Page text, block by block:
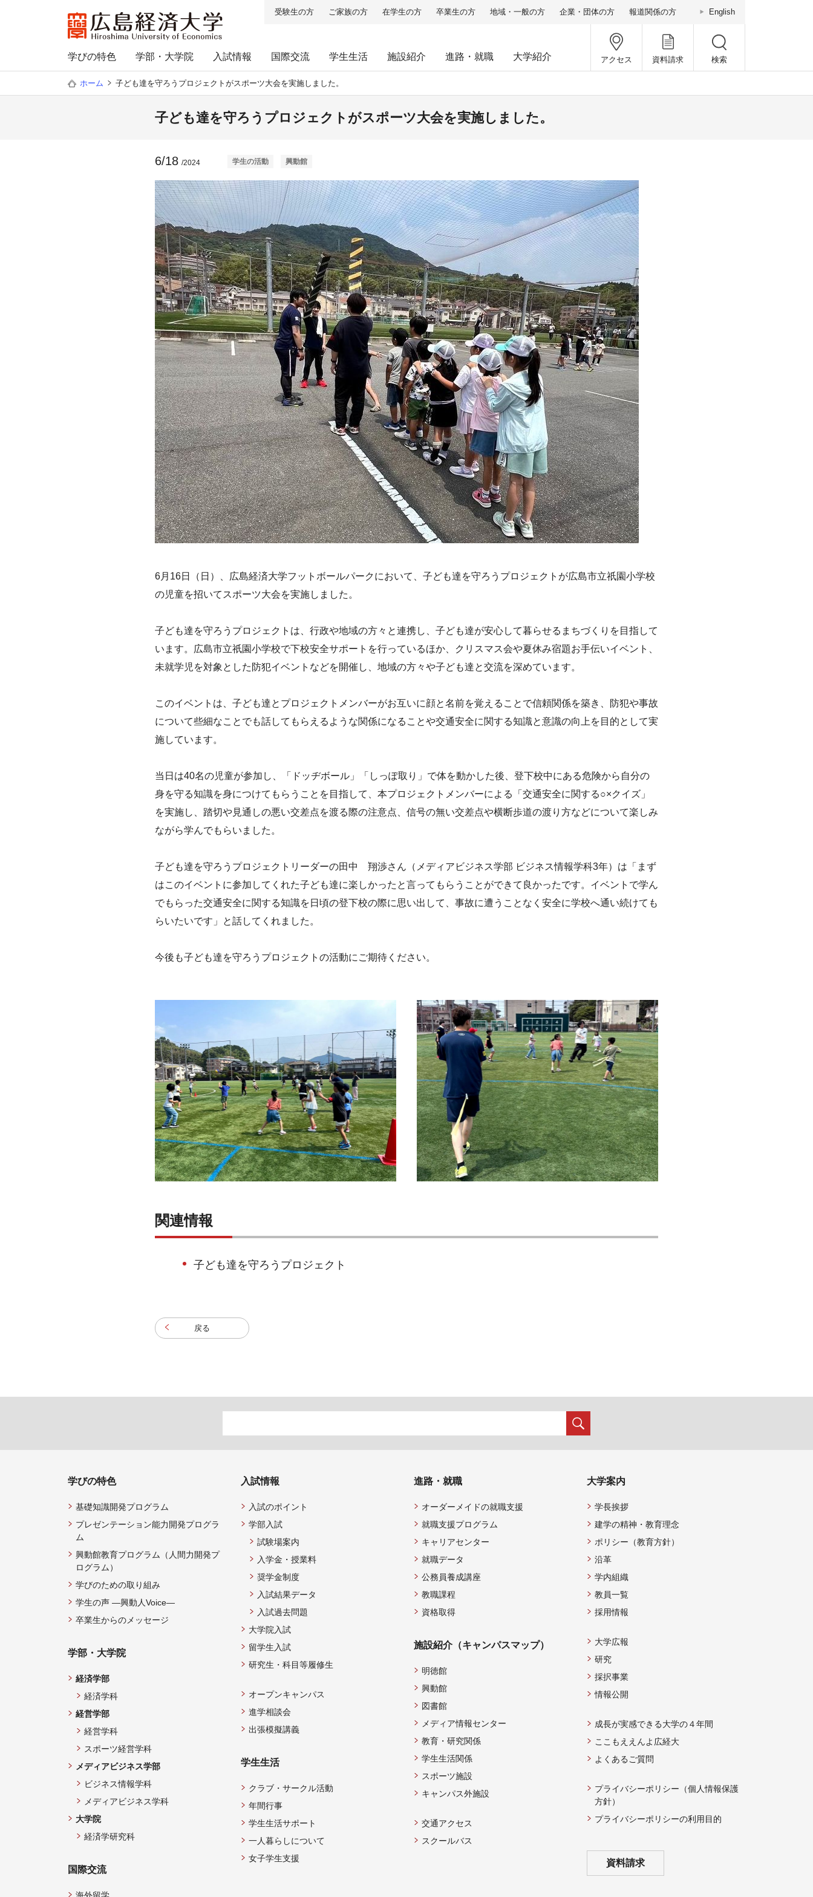
受験生の方 ご家族の方 在学生の方 卒業生の方 地域・一般の方 企業・団体の方 報道関係の方 English
アクセス 資料請求 検索
学びの特色 学部・大学院 入試情報 国際交流 学生生活 施設紹介 進路・就職 大学紹介
ホーム 子ども達を守ろうプロジェクトがスポーツ大会を実施しました。
子ども達を守ろうプロジェクトがスポーツ大会を実施しました。
6/18 /2024 学生の活動 興動館
6月16日（日）、広島経済大学フットボールパークにおいて、子ども達を守ろうプロジェクトが広島市立祇園小学校
の児童を招いてスポーツ大会を実施しました。
子ども達を守ろうプロジェクトは、行政や地域の方々と連携し、子ども達が安心して暮らせるまちづくりを目指して
います。広島市立祇園小学校で下校安全サポートを行っているほか、クリスマス会や夏休み宿題お手伝いイベント、
未就学児を対象とした防犯イベントなどを開催し、地域の方々や子ども達と交流を深めています。
このイベントは、子ども達とプロジェクトメンバーがお互いに顔と名前を覚えることで信頼関係を築き、防犯や事故
について些細なことでも話してもらえるような関係になることや交通安全に関する知識と意識の向上を目的として実
施しています。
当日は40名の児童が参加し、「ドッヂボール」「しっぽ取り」で体を動かした後、登下校中にある危険から自分の
身を守る知識を身につけてもらうことを目指して、本プロジェクトメンバーによる「交通安全に関する○×クイズ」
を実施し、踏切や見通しの悪い交差点を渡る際の注意点、信号の無い交差点や横断歩道の渡り方などについて楽しみ
ながら学んでもらいました。
子ども達を守ろうプロジェクトリーダーの田中 翔渉さん（メディアビジネス学部 ビジネス情報学科3年）は「まず
はこのイベントに参加してくれた子ども達に楽しかったと言ってもらうことができて良かったです。イベントで学ん
でもらった交通安全に関する知識を日頃の登下校の際に思い出して、事故に遭うことなく安全に学校へ通い続けても
らいたいです」と話してくれました。
今後も子ども達を守ろうプロジェクトの活動にご期待ください。
関連情報
子ども達を守ろうプロジェクト
戻る
学びの特色
基礎知識開発プログラム
プレゼンテーション能力開発プログラ
ム
興動館教育プログラム（人間力開発プ
ログラム）
学びのための取り組み
学生の声 —興動人Voice—
卒業生からのメッセージ
学部・大学院
経済学部
経済学科
経営学部
経営学科
スポーツ経営学科
メディアビジネス学部
ビジネス情報学科
メディアビジネス学科
大学院
経済学研究科
国際交流
海外留学
入試情報
入試のポイント
学部入試
試験場案内
入学金・授業料
奨学金制度
入試結果データ
入試過去問題
大学院入試
留学生入試
研究生・科目等履修生
オープンキャンパス
進学相談会
出張模擬講義
学生生活
クラブ・サークル活動
年間行事
学生生活サポート
一人暮らしについて
女子学生支援
進路・就職
オーダーメイドの就職支援
就職支援プログラム
キャリアセンター
就職データ
公務員養成講座
教職課程
資格取得
施設紹介（キャンパスマップ）
明徳館
興動館
図書館
メディア情報センター
教育・研究関係
学生生活関係
スポーツ施設
キャンパス外施設
交通アクセス
スクールバス
大学案内
学長挨拶
建学の精神・教育理念
ポリシー（教育方針）
沿革
学内組織
教員一覧
採用情報
大学広報
研究
採択事業
情報公開
成長が実感できる大学の４年間
ここもええんよ広経大
よくあるご質問
プライバシーポリシー（個人情報保護
方針）
プライバシーポリシーの利用目的
資料請求